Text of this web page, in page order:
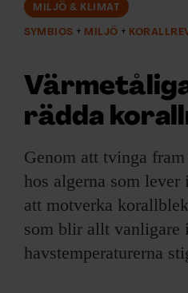
ÄMNEN
ARKIV & E-TIDNING
LYSSNA/PODD
SHOP
MILJÖ & KLIMAT
SYMBIOS MILJÖ
rädda
Genom att tvinga
hos algerna som
att motverka
som blir allt vanligare
havstemperaturerna